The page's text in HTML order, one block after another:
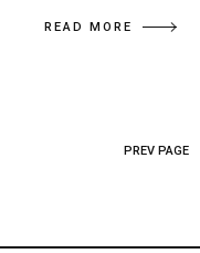
READ MORE
PREV PAGE